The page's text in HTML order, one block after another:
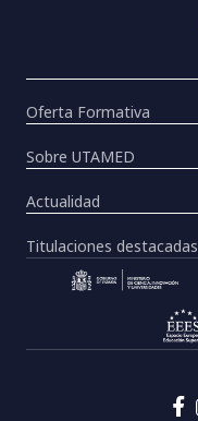
Oferta Formativa
Sobre UTAMED
Actualidad
Titulaciones destacadas